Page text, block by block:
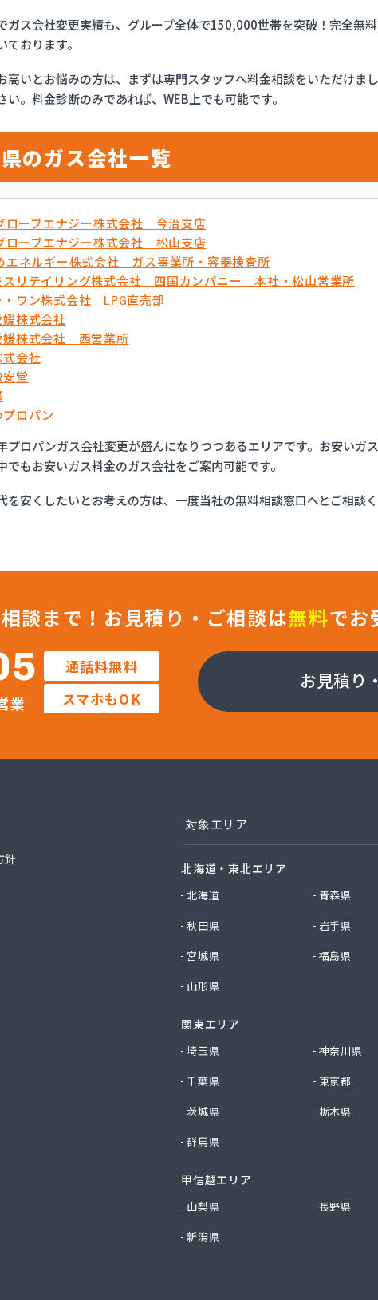
ガス会社変更実績も、グループ全体で150,000世帯を突破！完全無
おります。
高いとお悩みの方は、まずは専門スタッフへ料金相談をいただけま
い。料金診断のみであれば、WEB上でも可能です。
のガス会社一覧
ローブエナジー株式会社 今治支店
ローブエナジー株式会社 松山支店
エネルギー株式会社 ガス事業所・容器検査所
スリテイリング株式会社 四国カンパニー 本社・松山営業所
・ワン株式会社 LPG直売部
媛株式会社
媛株式会社 西営業所
式会社
堂
プロパン
店
人愛媛県LPガス協会・お客様相談所
プロパン株式会社 松山営業所
会社
ネクスホームライフ西日本株式会社 松山営業所
店
式会社
エイデン
モト商会
源ガス
山生協本社
松山生協本社 垣生充填所
松山生協本社 石井基地
プロパンガス会社変更が盛んになりつつあるエリアです。お安いガ
でもお安いガス料金のガス会社をご案内可能です。
を安くしたいとお考えの方は、一度当社の無料相談窓口へとご相談く
談まで！ お見積り・ご相談は無料でお
業
通話料無料
スマホもOK
お見積り
針
対象エリア
北海道・東北エリア
北海道
青森県
秋田県
岩手県
宮城県
福島県
山形県
関東エリア
埼玉県
神奈川県
千葉県
東京都
茨城県
栃木県
群馬県
甲信越エリア
山梨県
長野県
新潟県